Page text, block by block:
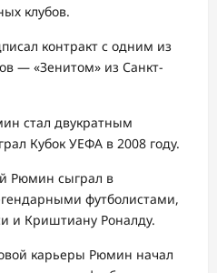
клубов.
контракт с одним из
— «Зенитом» из Санкт-
стал двукратным
Кубок УЕФА в 2008 году.
Рюмин сыграл в
футболистами,
и Криштиану Роналду.
карьеры Рюмин начал